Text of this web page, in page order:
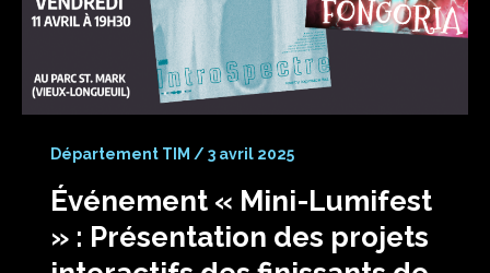
Département TIM /3 avril 2025
Événement « Mini-Lumifest
» : Présentation des projets